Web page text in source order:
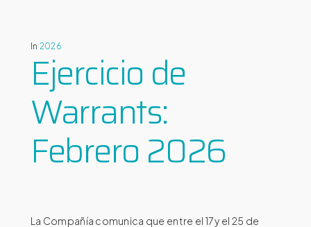
In 2026
Ejercicio de
Warrants:
Febrero 2026
La Compañía comunica que entre el 17 y el 25 de